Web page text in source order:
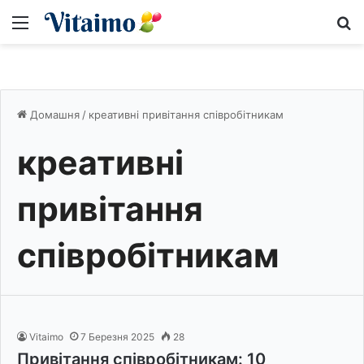
Меню
Домашня / креативні привітання співробітникам
креативні
привітання
співробітникам
Vitaimo 7 Березня 2025 28
Привітання співробітникам: 10